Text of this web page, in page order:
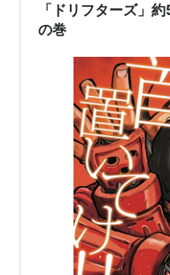
「ドリフターズ」
の巻